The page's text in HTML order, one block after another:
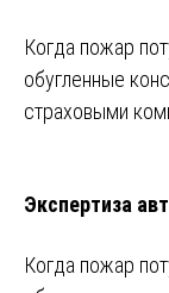
Когда пожар
обугленные
страховыми
Экспертиза
Когда пожар